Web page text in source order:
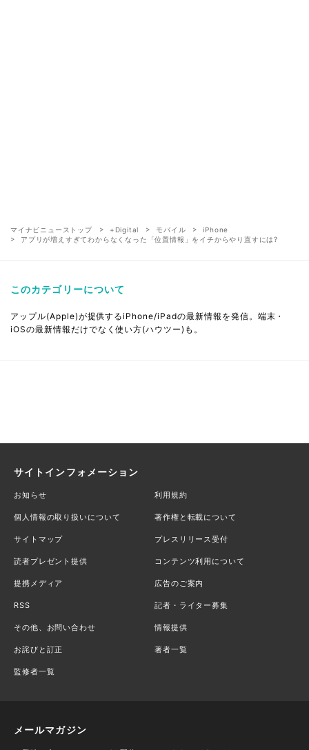
マイナビニューストップ +Digital モバイル
iPhone
アプリが増えすぎてわからなくなった「位置情報」をイチからやり直すには?
このカテゴリーについて
アップル(Apple)が提供するiPhone/iPadの最新情報を発信。端末・
iOSの最新情報だけでなく使い方(ハウツー)も。
サイトインフォメーション
お知らせ 利用規約
個人情報の取り扱いについて 著作権と転載について
サイトマップ プレスリリース受付
読者プレゼント提供 コンテンツ利用について
提携メディア 広告のご案内
RSS 記者・ライター募集
その他、お問い合わせ 情報提供
お詫びと訂正 著者一覧
監修者一覧
メールマガジン